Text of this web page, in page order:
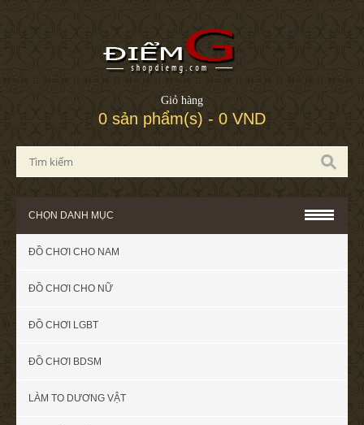
Giỏ hàng
0 sản phẩm(s) - 0 VND
CHỌN DANH MỤC
ĐỒ CHƠI CHO NAM
ĐỒ CHƠI CHO NỮ
ĐỒ CHƠI LGBT
ĐỒ CHƠI BDSM
LÀM TO DƯƠNG VẬT